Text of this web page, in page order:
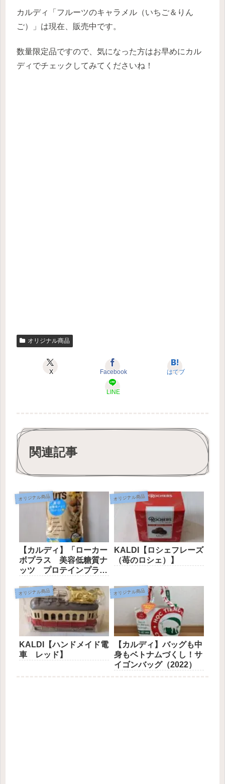
カルディ「フルーツのキャラメル（いちご＆りん
ご）」は現在、販売中です。
数量限定品ですので、気になった方はお早めにカル
ディでチェックしてみてくださいね！
オリジナル商品
X Facebook はてブ
LINE
関連記事
オリジナル商品
【カルディ】「ローカー
ボプラス 美容低糖質ナ
ッツ プロテインプラ
オリジナル商品
KALDI【ロシェフレーズ
（苺のロシェ）】
オリジナル商品
KALDI【ハンドメイド電
車 レッド】
オリジナル商品
【カルディ】バッグも中
身もベトナムづくし！サ
イゴンバッグ（2022）